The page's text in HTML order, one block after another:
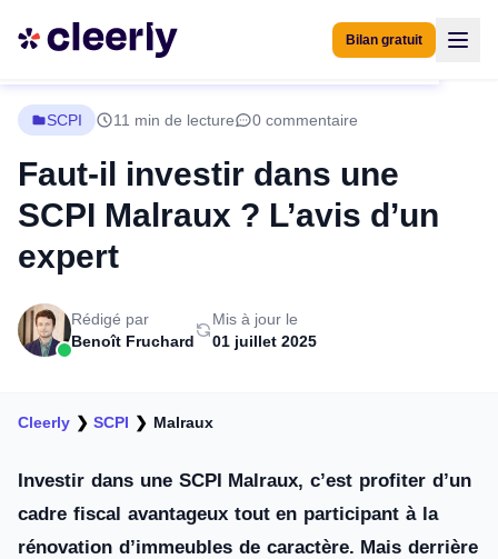
Bilan gratuit
SCPI 11 min de lecture 0 commentaire
Faut-il investir dans une
SCPI Malraux ? L’avis d’un
expert
Rédigé par
Benoît Fruchard
Mis à jour le
01 juillet 2025
Cleerly ❯SCPI ❯ Malraux
Investir dans une SCPI Malraux, c’est profiter d’un
cadre fiscal avantageux tout en participant à la
rénovation d’immeubles de caractère. Mais derrière